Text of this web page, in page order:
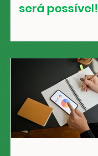
será possível!